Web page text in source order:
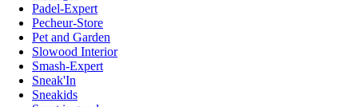
Padel-Expert
Pecheur-Store
Pet and Garden
Slowood Interior
Smash-Expert
Sneak'In
Sneakids